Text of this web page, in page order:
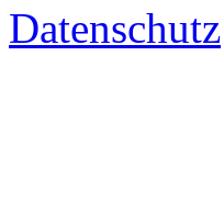
Datenschutz